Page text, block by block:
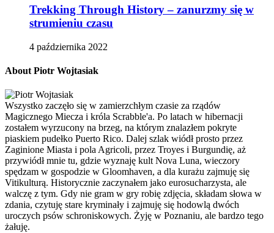
Trekking Through History – zanurzmy się w
strumieniu czasu
4 października 2022
About Piotr Wojtasiak
Wszystko zaczęło się w zamierzchłym czasie za rządów
Magicznego Miecza i króla Scrabble'a. Po latach w hibernacji
zostałem wyrzucony na brzeg, na którym znalazłem pokryte
piaskiem pudełko Puerto Rico. Dalej szlak wiódł prosto przez
Zaginione Miasta i pola Agricoli, przez Troyes i Burgundię, aż
przywiódł mnie tu, gdzie wyznaję kult Nova Luna, wieczory
spędzam w gospodzie w Gloomhaven, a dla kurażu zajmuję się
Vitikulturą. Historycznie zaczynałem jako eurosucharzysta, ale
walczę z tym. Gdy nie gram w gry robię zdjęcia, składam słowa w
zdania, czytuję stare kryminały i zajmuję się hodowlą dwóch
uroczych psów schroniskowych. Żyję w Poznaniu, ale bardzo tego
żałuję.